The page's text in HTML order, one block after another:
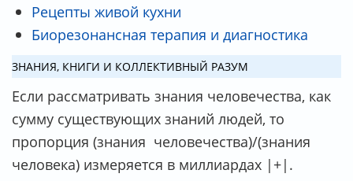
Рецепты живой кухни
Биорезонансная терапия и диагностика
ЗНАНИЯ, КНИГИ И КОЛЛЕКТИВНЫЙ РАЗУМ
Если рассматривать знания человечества, как
сумму существующих знаний людей, то
пропорция (знания человечества)/(знания
человека) измеряется в миллиардах |+|.